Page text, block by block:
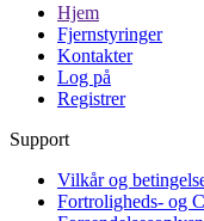
Hjem
Fjernstyringer
Kontakter
Log på
Registrer
Support
Vilkår og
Fortroligheds- og